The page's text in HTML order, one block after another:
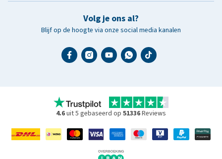
Volg je ons al?
Blijf op de hoogte via onze social media kanalen
4.6uit 5 gebaseerd op 51336Reviews